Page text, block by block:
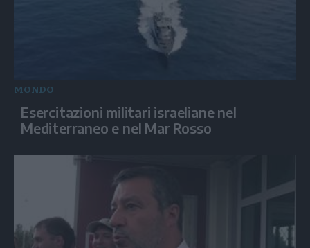
MONDO
Esercitazioni militari israeliane nel
Mediterraneo e nel Mar Rosso